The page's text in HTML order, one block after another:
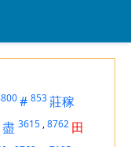
# 853莊稼
盡 3615 ,8762 田